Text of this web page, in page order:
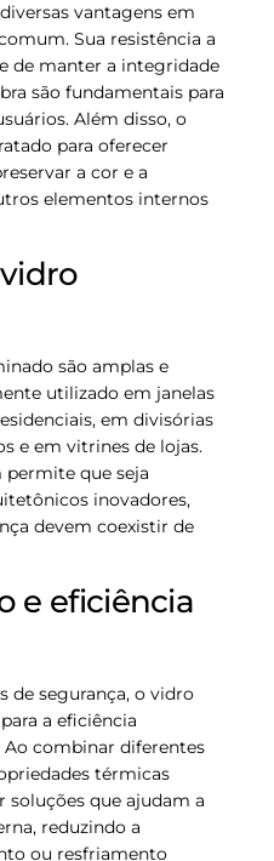
vantagens em
Sua resistência a
de manter a integridade
são fundamentais para
Além disso, o
para oferecer
a cor e a
elementos internos
são amplas e
utilizado em janelas
em divisórias
e em vitrines de lojas.
que seja
inovadores,
devem coexistir de
e eficiência
de segurança, o vidro
a eficiência
combinar diferentes
térmicas
soluções que ajudam a
reduzindo a
ou resfriamento